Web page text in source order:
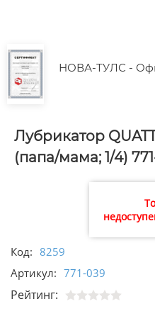
НОВА-ТУЛС -
Лубрикатор
(папа/мама; 1/4)
Код: 8259
Артикул: 771-039
Рейтинг: